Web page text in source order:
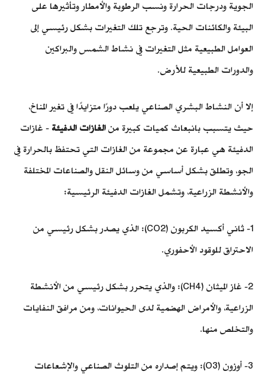
الجوية ودرجات الحرارة ونسب الرطوبة والأمطار وتأثيرها على
البيئة والكائنات الحية. وترجع تلك التغيرات بشكل رئيسي إلى
العوامل الطبيعية مثل التغيرات في نشاط الشمس والبراكين
والدورات الطبيعية للأرض.
إلا أن النشاط البشري الصناعي يلعب دورًا متزايدًا في تغير المناخ،
حيث يتسبب بانبعاث كميات كبيرة من الغازات الدفيئة - غازات
الدفيئة هي عبارة عن مجموعة من الغازات التي تحتفظ بالحرارة في
الجو، وتطلق بشكل أساسي من وسائل النقل والصناعات المختلفة
والأنشطة الزراعية، وتشمل الغازات الدفيئة الرئيسية:
1- ثاني أكسيد الكربون (CO2): الذي يصدر بشكل رئيسي من
الاحتراق للوقود الأحفوري.
2- غاز الميثان (CH4): والذي يتحرر بشكل رئيسي من الأنشطة
الزراعية، والأمراض الهضمية لدى الحيوانات، ومن مرافق النفايات
والتخلص منها.
3- أوزون (O3): ويتم إصداره من التلوث الصناعي والإشعاعات